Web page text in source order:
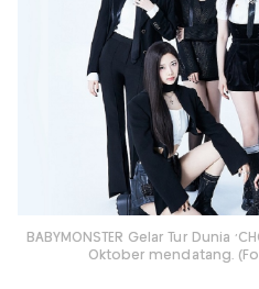
BABYMONSTER Gelar Tur Dunia
Oktober mendatang.